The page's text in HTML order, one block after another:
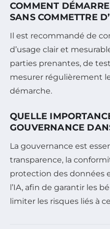
COMMENT
SANS COMMETTRE
Il est recommandé de
d’usage clair et
parties prenantes, de
mesurer régulièrement
démarche.
QUELLE
GOUVERNANCE
La gouvernance est
transparence, la
protection des données
l’IA, afin de garantir les
limiter les risques liés à